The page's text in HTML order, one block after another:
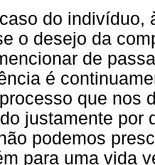
do indivíduo,
o desejo da
de
é
que nos
justamente por
podemos
para uma vida